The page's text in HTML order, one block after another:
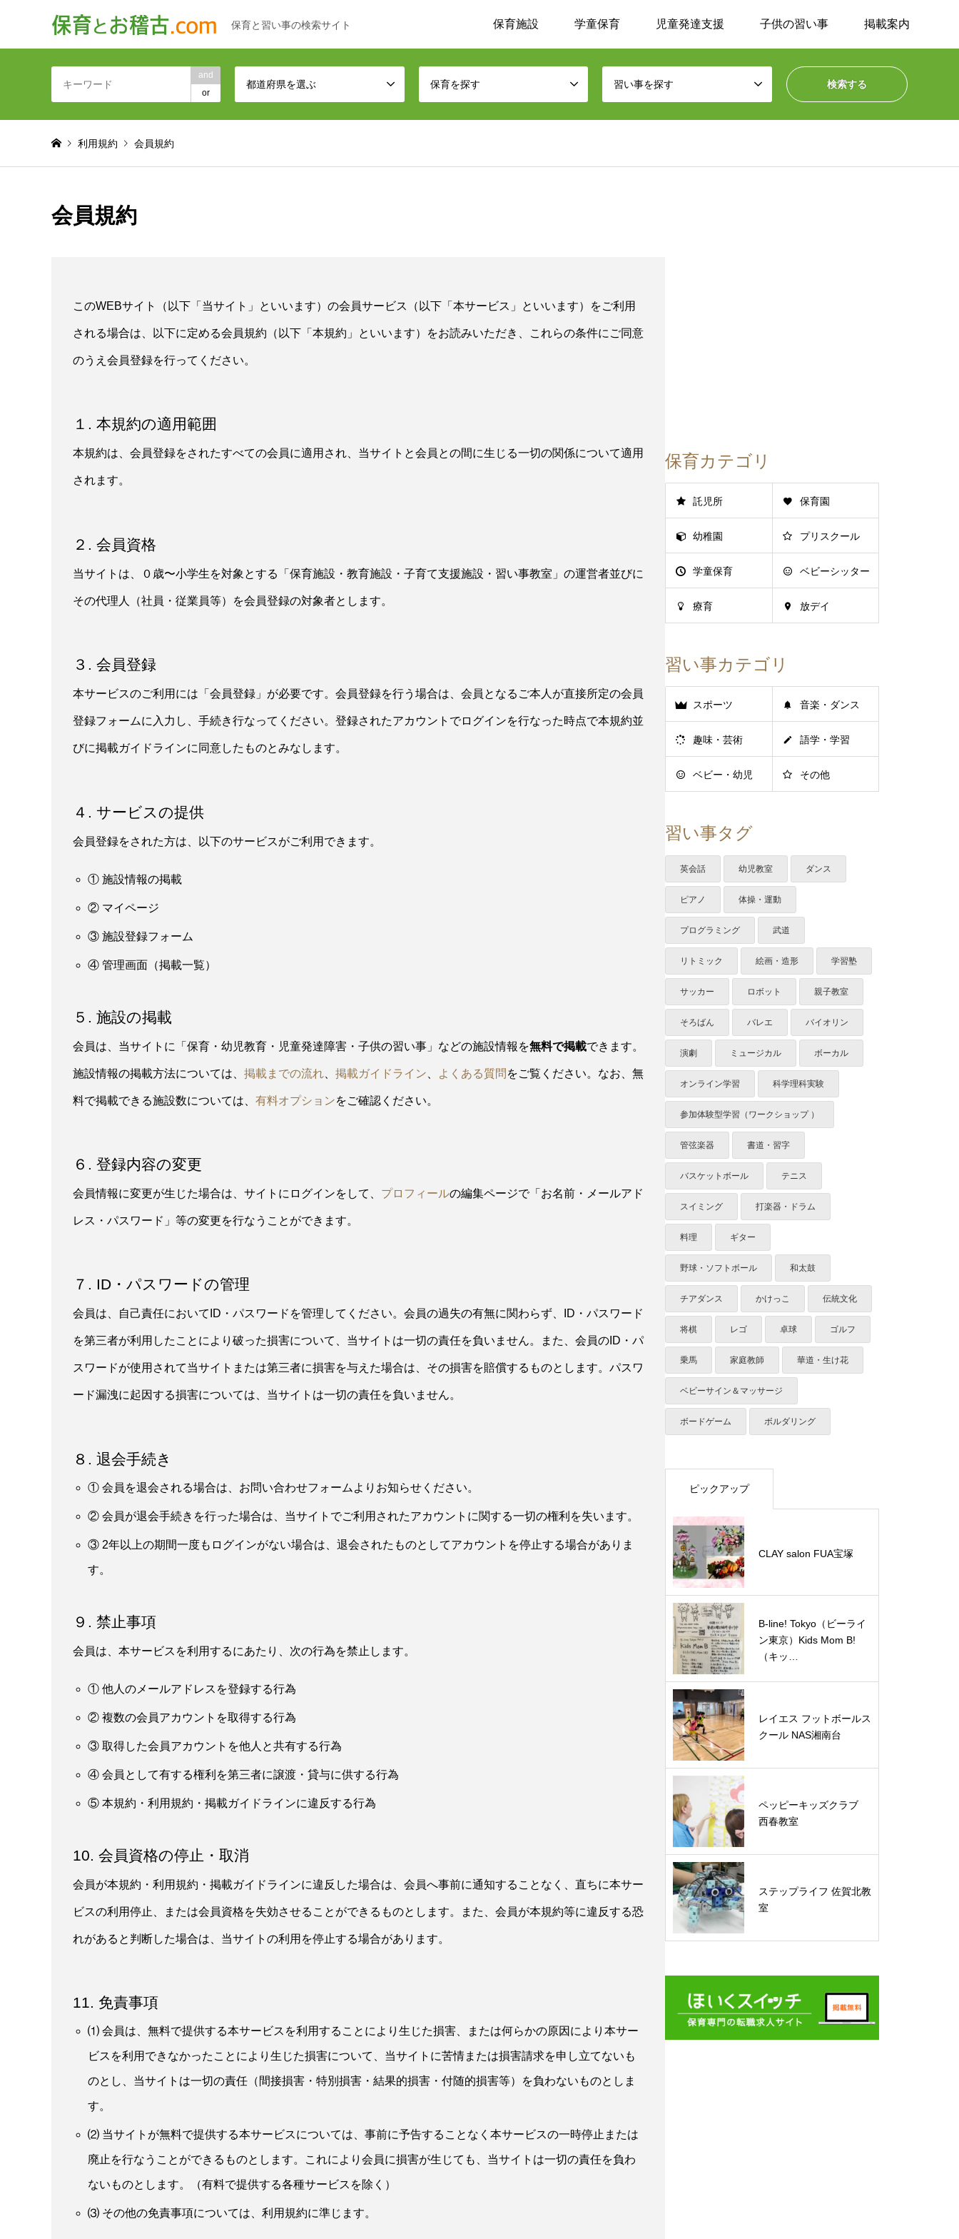
保育と習い事の検索サイト 保育施設 学童保育 児童発達支援 子供の習い事 掲載案内
and
or
都道府県を選ぶ 保育を探す 習い事を探す
利用規約 会員規約
会員規約
このWEBサイト（以下「当サイト」といいます）の会員サービス（以下「本サービス」といいます）をご利用
される場合は、以下に定める会員規約（以下「本規約」といいます）をお読みいただき、これらの条件にご同意
のうえ会員登録を行ってください。
１. 本規約の適用範囲
本規約は、会員登録をされたすべての会員に適用され、当サイトと会員との間に生じる一切の関係について適用
されます。
２. 会員資格
当サイトは、０歳〜小学生を対象とする「保育施設・教育施設・子育て支援施設・習い事教室」の運営者並びに
その代理人（社員・従業員等）を会員登録の対象者とします。
３. 会員登録
本サービスのご利用には「会員登録」が必要です。会員登録を行う場合は、会員となるご本人が直接所定の会員
登録フォームに入力し、手続き行なってください。登録されたアカウントでログインを行なった時点で本規約並
びに掲載ガイドラインに同意したものとみなします。
４. サービスの提供
会員登録をされた方は、以下のサービスがご利用できます。
① 施設情報の掲載
② マイページ
③ 施設登録フォーム
④ 管理画面（掲載一覧）
５. 施設の掲載
会員は、当サイトに「保育・幼児教育・児童発達障害・子供の習い事」などの施設情報を無料で掲載できます。
施設情報の掲載方法については、 掲載までの流れ 掲載ガイドライン よくある質問 をご覧ください。なお、無
料で掲載できる施設数については、 有料オプションをご確認ください。
６. 登録内容の変更
会員情報に変更が生じた場合は、サイトにログインをして、 プロフィールの編集ページで「お名前・メールアド
レス・パスワード」等の変更を行なうことができます。
７. ID・パスワードの管理
会員は、自己責任においてID・パスワードを管理してください。会員の過失の有無に関わらず、ID・パスワード
を第三者が利用したことにより破った損害について、当サイトは一切の責任を負いません。また、会員のID・パ
スワードが使用されて当サイトまたは第三者に損害を与えた場合は、その損害を賠償するものとします。パスワ
ード漏洩に起因する損害については、当サイトは一切の責任を負いません。
８. 退会手続き
① 会員を退会される場合は、お問い合わせフォームよりお知らせください。
② 会員が退会手続きを行った場合は、当サイトでご利用されたアカウントに関する一切の権利を失います。
③ 2年以上の期間一度もログインがない場合は、退会されたものとしてアカウントを停止する場合がありま
す。
９. 禁止事項
会員は、本サービスを利用するにあたり、次の行為を禁止します。
① 他人のメールアドレスを登録する行為
② 複数の会員アカウントを取得する行為
③ 取得した会員アカウントを他人と共有する行為
④ 会員として有する権利を第三者に譲渡・貸与に供する行為
⑤ 本規約・利用規約・掲載ガイドラインに違反する行為
10. 会員資格の停止・取消
会員が本規約・利用規約・掲載ガイドラインに違反した場合は、会員へ事前に通知することなく、直ちに本サー
ビスの利用停止、または会員資格を失効させることができるものとします。また、会員が本規約等に違反する恐
れがあると判断した場合は、当サイトの利用を停止する場合があります。
11. 免責事項
⑴ 会員は、無料で提供する本サービスを利用することにより生じた損害、または何らかの原因により本サー
ビスを利用できなかったことにより生じた損害について、当サイトに苦情または損害請求を申し立てないも
のとし、当サイトは一切の責任（間接損害・特別損害・結果的損害・付随的損害等）を負わないものとしま
す。
⑵ 当サイトが無料で提供する本サービスについては、事前に予告することなく本サービスの一時停止または
廃止を行なうことができるものとします。これにより会員に損害が生じても、当サイトは一切の責任を負わ
ないものとします。（有料で提供する各種サービスを除く）
⑶ その他の免責事項については、利用規約に準じます。
保育カテゴリ
託児所 保育園
幼稚園 プリスクール
学童保育 ベビーシッター
療育 放デイ
習い事カテゴリ
スポーツ 音楽・ダンス
趣味・芸術 語学・学習
ベビー・幼児 その他
習い事タグ
英会話 幼児教室 ダンス
ピアノ 体操・運動
プログラミング 武道
リトミック 絵画・造形 学習塾
サッカー ロボット 親子教室
そろばん バレエ バイオリン
演劇 ミュージカル ボーカル
オンライン学習 科学理科実験
参加体験型学習（ワークショップ ）
管弦楽器 書道・習字
バスケットボール テニス
スイミング 打楽器・ドラム
料理 ギター
野球・ソフトボール 和太鼓
チアダンス かけっこ 伝統文化
将棋 レゴ 卓球 ゴルフ
乗馬 家庭教師 華道・生け花
ベビーサイン＆マッサージ
ボードゲーム ボルダリング
ピックアップ
CLAY salon FUA宝塚
B-line! Tokyo（ビーライ
ン東京）Kids Mom B!
（キッ…
レイエス フットボールス
クール NAS湘南台
ペッピーキッズクラブ
西春教室
ステップライフ 佐賀北教
室